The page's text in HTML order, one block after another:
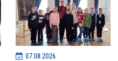
07.08.2026